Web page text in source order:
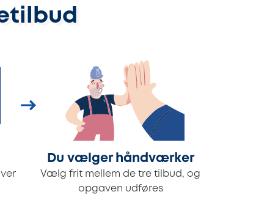
Du vælger håndværker
Vælg frit mellem de tre tilbud, og
opgaven udføres